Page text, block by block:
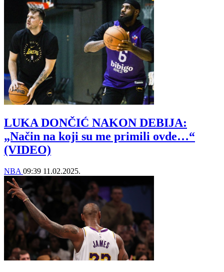
LUKA DONČIĆ NAKON DEBIJA:
„Način na koji su me primili ovde…“
(VIDEO)
NBA 09:39 11.02.2025.